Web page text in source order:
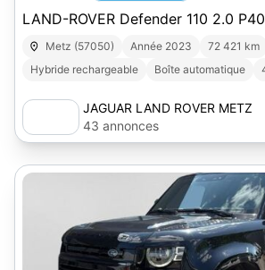
LAND-ROVER Defender 110 2.0
Metz (57050) Année 2023
72 421 km
Hybride rechargeable
Boîte automatique
JAGUAR LAND ROVER METZ
43 annonces